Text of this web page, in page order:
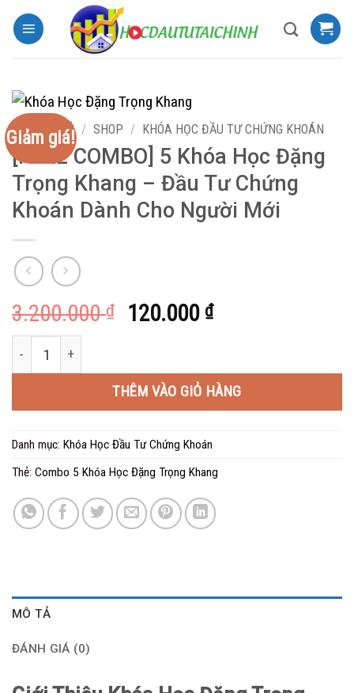
qua
nội
Giảm giá!
TRANG CHỦ / SHOP / KHÓA HỌC ĐẦU TƯ CHỨNG KHOÁN
[FULL COMBO] 5 Khóa Học Đặng
Trọng Khang – Đầu Tư Chứng
Khoán Dành Cho Người Mới
3.200.000₫
Giá
3.200.000 ₫.
120.000 ₫Giá
là:
120.000 ₫.
THÊM VÀO GIỎ HÀNG
Danh mục: Khóa Học Đầu Tư Chứng Khoán
Thẻ: Combo 5 Khóa Học Đặng Trọng Khang
MÔ TẢ
ĐÁNH GIÁ (0)